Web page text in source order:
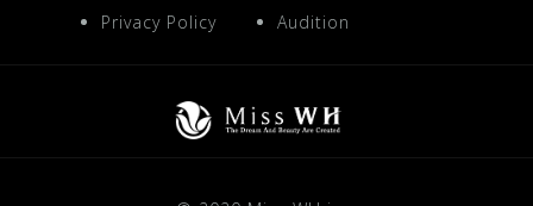
Privacy Policy
Audition